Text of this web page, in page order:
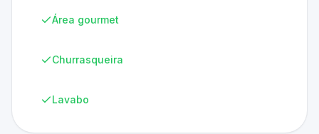
Área gourmet
Churrasqueira
Lavabo